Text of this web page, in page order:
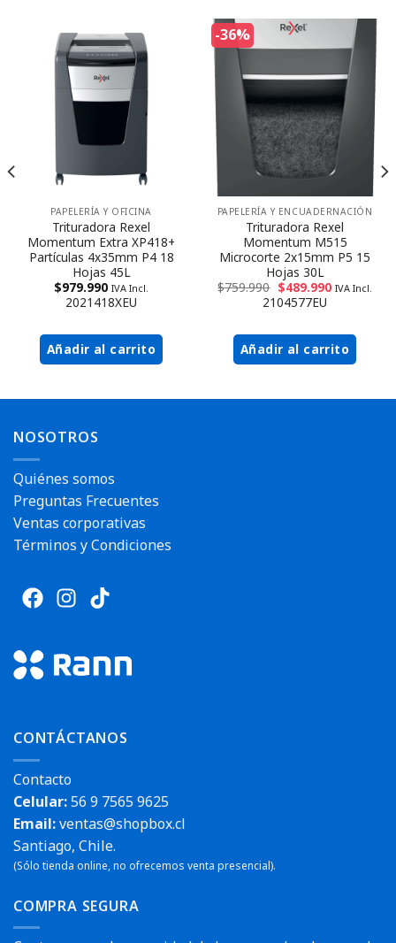
¡Ultima unidad!
Reserva disponible
Envío rápido
PAPELERÍA Y OFICINA
Trituradora Rexel
Momentum Extra XP418+
Partículas 4x35mm P4 18
Hojas 45L
$979.990 IVA Incl.
2021418XEU
Añadir al carrito
-36%
Envío rápido
PAPELERÍA Y ENCUADERNACIÓN
Trituradora Rexel
Momentum M515
Microcorte 2x15mm P5 15
Hojas 30L
$759.990 $489.990 IVA Incl.
2104577EU
Añadir al carrito
NOSOTROS
Quiénes somos
Preguntas Frecuentes
Ventas corporativas
Términos y Condiciones
CONTÁCTANOS
Contacto
Celular:56 9 7565 9625
Email:ventas@shopbox.cl
Santiago, Chile.
(Sólo tienda online, no ofrecemos venta presencial).
COMPRA SEGURA